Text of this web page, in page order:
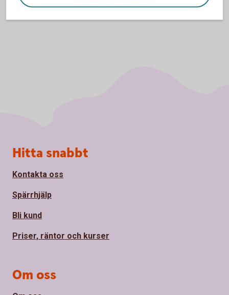
Sidfot
Hitta snabbt
Kontakta oss
Spärrhjälp
Bli kund
Priser, räntor och kurser
Om oss